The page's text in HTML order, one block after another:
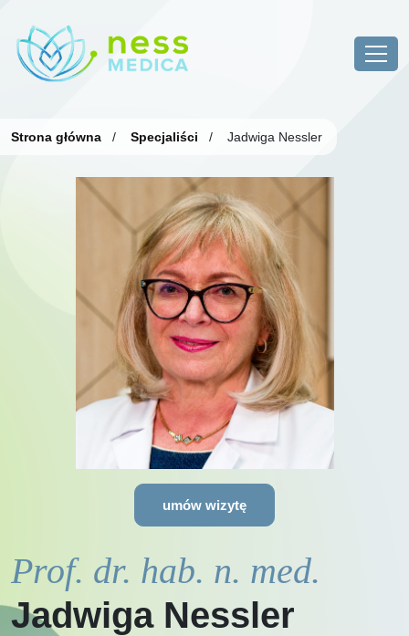
Strona główna / Specjaliści / Jadwiga Nessler
umów wizytę
Prof. dr. hab. n. med.
Jadwiga Nessler